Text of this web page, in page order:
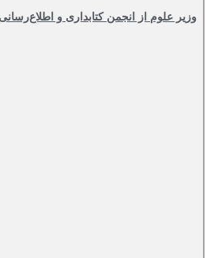
وزیر علوم از انجمن کتابداری و